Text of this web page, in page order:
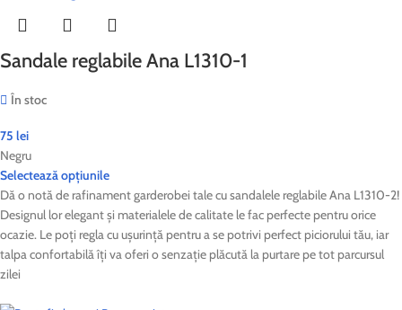
Sandale reglabile Ana L1310-1
În stoc
75 lei
Negru
Selectează opțiunile
Dă o notă de rafinament garderobei tale cu sandalele reglabile Ana L1310-2!
Designul lor elegant și materialele de calitate le fac perfecte pentru orice
ocazie. Le poți regla cu ușurință pentru a se potrivi perfect piciorului tău, iar
talpa confortabilă îți va oferi o senzație plăcută la purtare pe tot parcursul
zilei